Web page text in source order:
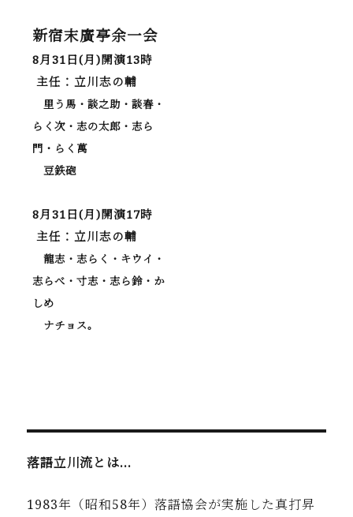
新宿末廣亭余一会
8月31日(月)開演13時
主任：立川志の輔
里う馬・談之助・談春・
らく次・志の太郎・志ら
門・らく萬
豆鉄砲
8月31日(月)開演17時
主任：立川志の輔
龍志・志らく・キウイ・
志らべ・寸志・志ら鈴・か
しめ
ナチョス。
落語立川流とは…
1983年（昭和58年）落語協会が実施した真打昇